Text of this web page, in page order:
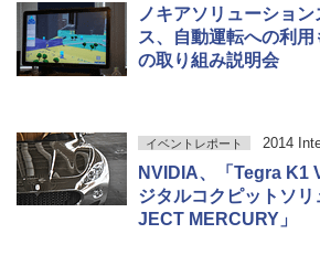
ノキアソリューショ
ス、自動運転への利
の取り組み説明会
イベントレポート 2014
NVIDIA、「Tegra K1
ジタルコクピットソ
JECT MERCURY」